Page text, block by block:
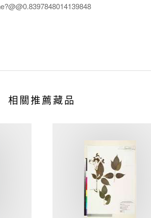
相關推薦藏品